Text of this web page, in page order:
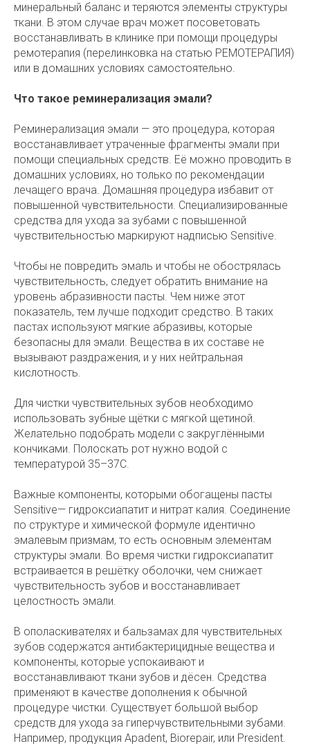
минеральный баланс и теряются элементы структуры
ткани. В этом случае врач может посоветовать
восстанавливать в клинике при помощи процедуры
ремотерапия (перелинковка на статью РЕМОТЕРАПИЯ)
или в домашних условиях самостоятельно.
Что такое реминерализация эмали?
Реминерализация эмали — это процедура, которая
восстанавливает утраченные фрагменты эмали при
помощи специальных средств. Её можно проводить в
домашних условиях, но только по рекомендации
лечащего врача. Домашняя процедура избавит от
повышенной чувствительности. Специализированные
средства для ухода за зубами с повышенной
чувствительностью маркируют надписью Sensitive.
Чтобы не повредить эмаль и чтобы не обострялась
чувствительность, следует обратить внимание на
уровень абразивности пасты. Чем ниже этот
показатель, тем лучше подходит средство. В таких
пастах используют мягкие абразивы, которые
безопасны для эмали. Вещества в их составе не
вызывают раздражения, и у них нейтральная
кислотность.
Для чистки чувствительных зубов необходимо
использовать зубные щётки с мягкой щетиной.
Желательно подобрать модели с закруглёнными
кончиками. Полоскать рот нужно водой с
температурой 35–37С.
Важные компоненты, которыми обогащены пасты
Sensitive— гидроксиапатит и нитрат калия. Соединение
по структуре и химической формуле идентично
эмалевым призмам, то есть основным элементам
структуры эмали. Во время чистки гидроксиапатит
встраивается в решётку оболочки, чем снижает
чувствительность зубов и восстанавливает
целостность эмали.
В ополаскивателях и бальзамах для чувствительных
зубов содержатся антибактерицидные вещества и
компоненты, которые успокаивают и
восстанавливают ткани зубов и дёсен. Средства
применяют в качестве дополнения к обычной
процедуре чистки. Существует большой выбор
средств для ухода за гиперчувствительными зубами.
Например, продукция Apadent, Biorepair, или President.